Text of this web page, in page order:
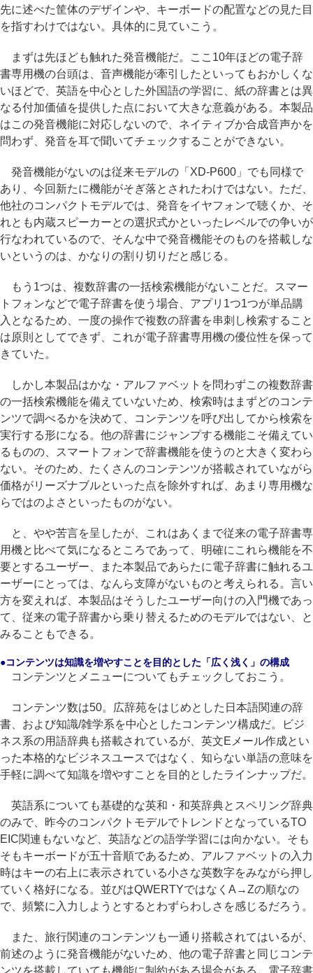
先に述べた筐体のデザインや、キーボードの配置などの見た目
を指すわけではない。具体的に見ていこう。
まずは先ほども触れた発音機能だ。ここ10年ほどの電子辞
書専用機の台頭は、音声機能が牽引したといってもおかしくな
いほどで、英語を中心とした外国語の学習に、紙の辞書とは異
なる付加価値を提供した点において大きな意義がある。本製品
はこの発音機能に対応しないので、ネイティブか合成音声かを
問わず、発音を耳で聞いてチェックすることができない。
発音機能がないのは従来モデルの「XD-P600」でも同様で
あり、今回新たに機能がそぎ落とされたわけではない。ただ、
他社のコンパクトモデルでは、発音をイヤフォンで聴くか、そ
れとも内蔵スピーカーとの選択式かといったレベルでの争いが
行なわれているので、そんな中で発音機能そのものを搭載しな
いというのは、かなりの割り切りだと感じる。
もう1つは、複数辞書の一括検索機能がないことだ。スマー
トフォンなどで電子辞書を使う場合、アプリ1つ1つが単品購
入となるため、一度の操作で複数の辞書を串刺し検索すること
は原則としてできず、これが電子辞書専用機の優位性を保って
きていた。
しかし本製品はかな・アルファベットを問わずこの複数辞書
の一括検索機能を備えていないため、検索時はまずどのコンテ
ンツで調べるかを決めて、コンテンツを呼び出してから検索を
実行する形になる。他の辞書にジャンプする機能こそ備えてい
るものの、スマートフォンで辞書機能を使うのと大きく変わら
ない。そのため、たくさんのコンテンツが搭載されていながら
価格がリーズナブルといった点を除外すれば、あまり専用機な
らではのよさといったものがない。
と、やや苦言を呈したが、これはあくまで従来の電子辞書専
用機と比べて気になるところであって、明確にこれら機能を不
要とするユーザー、また本製品であらたに電子辞書に触れるユ
ーザーにとっては、なんら支障がないものと考えられる。言い
方を変えれば、本製品はそうしたユーザー向けの入門機であっ
て、従来の電子辞書から乗り替えるためのモデルではない、と
みることもできる。
●コンテンツは知識を増やすことを目的とした「広く浅く」の構成
コンテンツとメニューについてもチェックしておこう。
コンテンツ数は50。広辞苑をはじめとした日本語関連の辞
書、および知識/雑学系を中心としたコンテンツ構成だ。ビジ
ネス系の用語辞典も搭載されているが、英文Eメール作成とい
った本格的なビジネスユースではなく、知らない単語の意味を
手軽に調べて知識を増やすことを目的としたラインナップだ。
英語系についても基礎的な英和・和英辞典とスペリング辞典
のみで、昨今のコンパクトモデルでトレンドとなっているTO
EIC関連もないなど、英語などの語学学習には向かない。そも
そもキーボードが五十音順であるため、アルファベットの入力
時はキーの右上に表示されている小さな英数字をみながら押し
ていく格好になる。並びはQWERTYではなくA→Zの順なの
で、頻繁に入力しようとするとわずらわしさを感じるだろう。
また、旅行関連のコンテンツも一通り搭載されてはいるが、
前述のように発音機能がないため、他の電子辞書と同じコンテ
ンツを搭載していても機能に制約がある場合がある。電子辞書